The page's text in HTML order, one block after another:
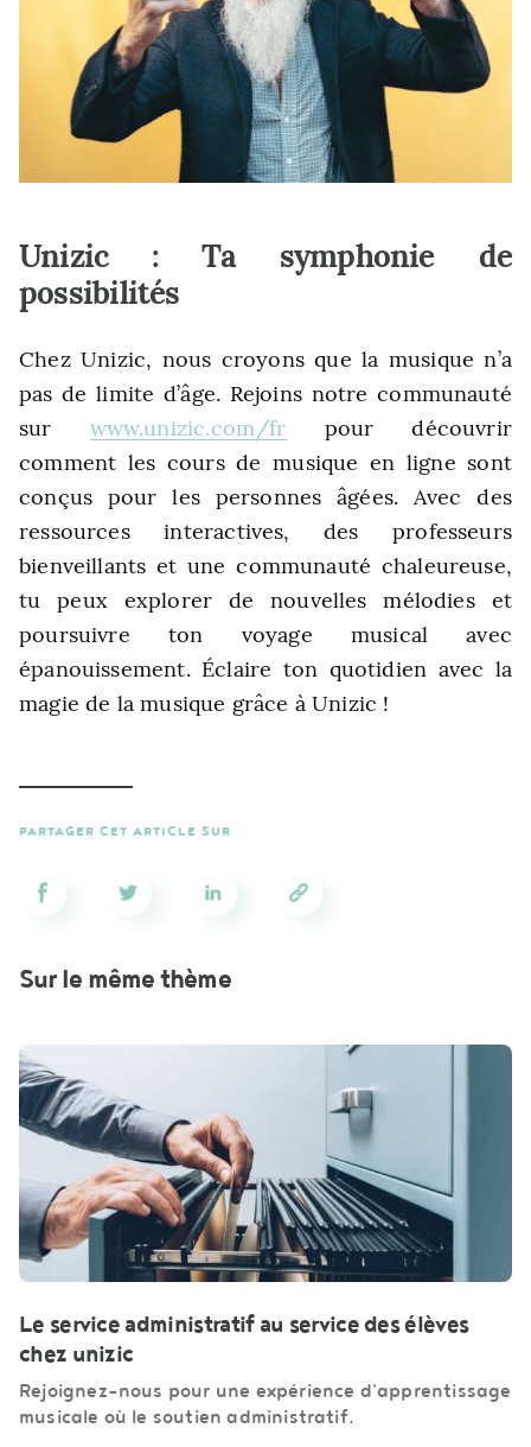
Unizic : Ta symphonie de
possibilités
Chez Unizic, nous croyons que la musique n’a
pas de limite d’âge. Rejoins notre communauté
sur www.unizic.com/fr pour découvrir
comment les cours de musique en ligne sont
conçus pour les personnes âgées. Avec des
ressources interactives, des professeurs
bienveillants et une communauté chaleureuse,
tu peux explorer de nouvelles mélodies et
poursuivre ton voyage musical avec
épanouissement. Éclaire ton quotidien avec la
magie de la musique grâce à Unizic !
PARTAGER CET ARTICLE SUR
Sur le même thème
Le service administratif au service des élèves
chez unizic
Rejoignez-nous pour une expérience d'apprentissage
musicale où le soutien administratif.